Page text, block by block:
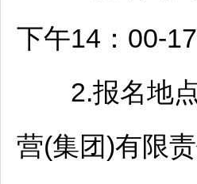
下午14：00-
2.报名地点
营(集团)有限